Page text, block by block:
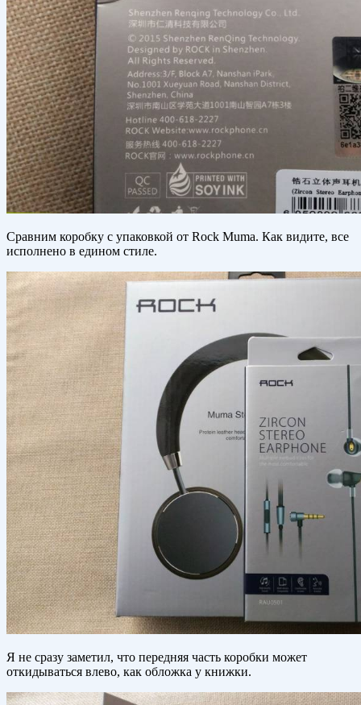
Сравним коробку с упаковкой от Rock Muma. Как видите, все
исполнено в едином стиле.
Я не сразу заметил, что передняя часть коробки может
откидываться влево, как обложка у книжки.